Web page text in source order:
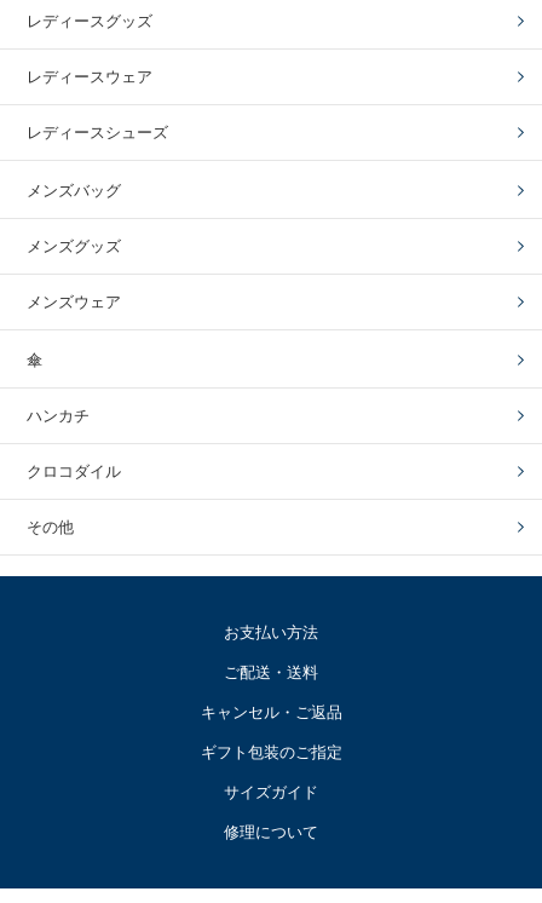
レディースグッズ
レディースウェア
レディースシューズ
メンズバッグ
メンズグッズ
メンズウェア
傘
ハンカチ
クロコダイル
その他
お支払い方法
ご配送・送料
キャンセル・ご返品
ギフト包装のご指定
サイズガイド
修理について